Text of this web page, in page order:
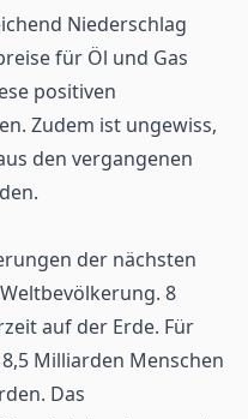
Niederschlag
für Öl und Gas
positiven
Zudem ist ungewiss,
den vergangenen
der nächsten
8
auf der Erde. Für
Milliarden Menschen
Das